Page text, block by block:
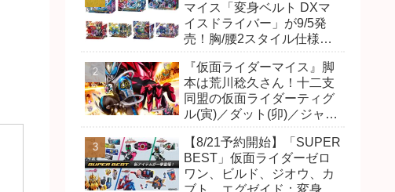
マイス「変身ベルト DXマ
イスドライバー」が9/5発
売！胸/腰2スタイル仕様！
ッシュ、ジャオ/バイト、ケ
イ/ショットボーンバックル
も！
『仮面ライダーマイス』脚
本は荒川稔久さん！十二支
同盟の仮面ライダーティグ
ル(寅)／ダット(卯)／ジャオ
尾達臣のキャストが発表！
トリガーのアキト金子隼也
さんも変身！
【8/21予約開始】「SUPER
BEST」仮面ライダーゼロ
ワン、ビルド、ジオウ、カ
ブト、エグゼイド：変身ベ